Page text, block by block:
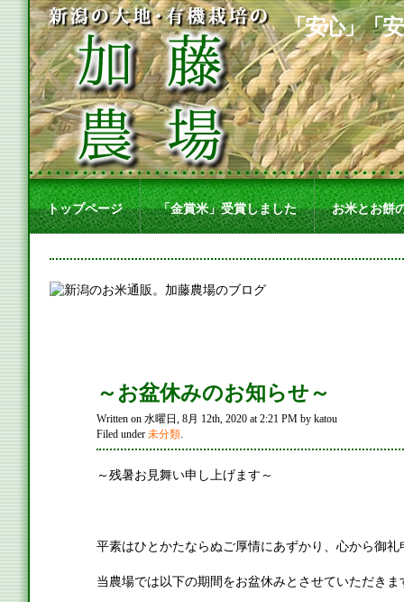
「安心」「
トップページ 「金賞米」受賞しました お米とお餅
～お盆休みのお知らせ～
Written on 水曜日, 8月 12th, 2020 at 2:21 PM by katou
Filed under 未分類.
～残暑お見舞い申し上げます～
平素はひとかたならぬご厚情にあずかり、心から御礼
当農場では以下の期間をお盆休みとさせていただきま